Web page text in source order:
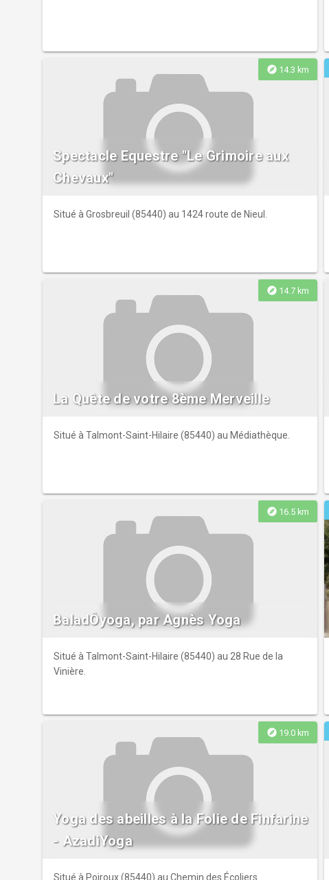
explore 14.3 km
Spectacle Equestre "Le Grimoire aux
Chevaux"
Situé à Grosbreuil (85440) au 1424 route de Nieul.
explore 14.7 km
La Quête de votre 8ème Merveille
Situé à Talmont-Saint-Hilaire (85440) au Médiathèque.
explore 16.5 km
BaladÔyoga, par Agnès Yoga
Situé à Talmont-Saint-Hilaire (85440) au 28 Rue de la
Vinière.
explore 19.0 km
Yoga des abeilles à la Folie de Finfarine
- AzadiYoga
Situé à Poiroux (85440) au Chemin des Écoliers.